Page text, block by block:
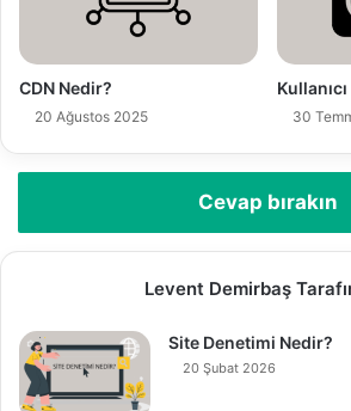
CDN Nedir?
20 Ağustos 2025 30
Cevap bırakın
Levent Demirbaş
Site Denetimi Nedir?
20 Şubat 2026